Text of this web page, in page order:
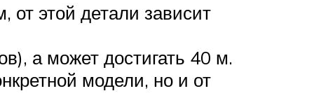
этой детали зависит
а может достигать 40 м.
модели, но и от